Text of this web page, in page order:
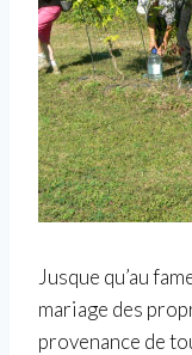
Jusque qu’au
mariage des
provenance de